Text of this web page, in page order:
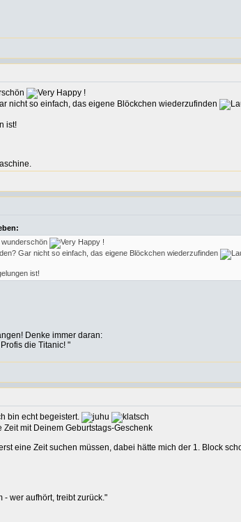
!
nicht so einfach, das eigene Blöckchen wiederzufinden
ist!
wunderschön
!
Gar nicht so einfach, das eigene Blöckchen wiederzufinden
ist!
Denke immer daran:
die Titanic! "
bin echt begeistert.
mit Deinem Geburtstags-Geschenk
eine Zeit suchen müssen, dabei hätte mich der 1. Block
wer aufhört, treibt zurück."